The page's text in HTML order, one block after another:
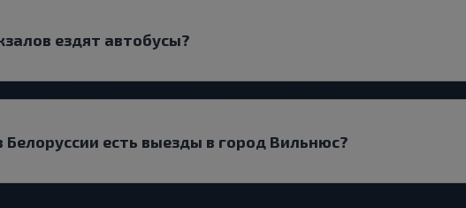
ездят автобусы?
Белоруссии есть выезды в город Вильнюс?